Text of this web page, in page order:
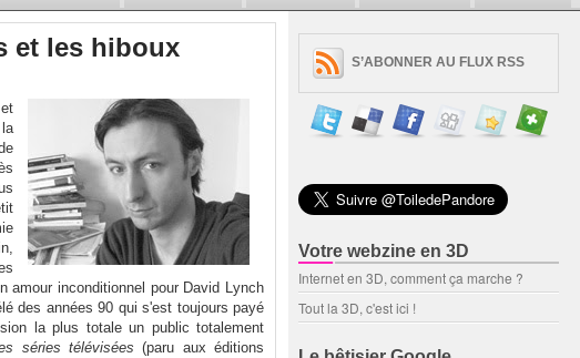
et les hiboux
amour inconditionnel pour David Lynch
des années 90 qui s'est toujours payé
la plus totale un public totalement
séries télévisées(paru aux éditions
S’ABONNER AU FLUX RSS
Votre webzine en 3D
Internet en 3D, comment ça marche ?
Tout la 3D, c'est ici !